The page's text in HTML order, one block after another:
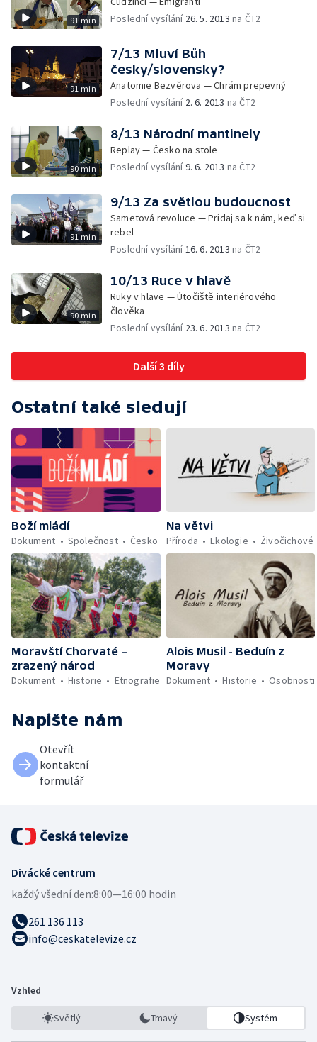
91 min
Poslední vysílání 26. 5. 2013 na ČT2
91 min
7/13 Mluví Bůh
česky/slovensky?
Anatomie Bezvěrova — Chrám prepevný
Poslední vysílání 2. 6. 2013 na ČT2
90 min
8/13 Národní mantinely
Replay — Česko na stole
Poslední vysílání9. 6. 2013 na ČT2
91 min
9/13 Za světlou budoucnost
Sametová revoluce — Pridaj sa k nám, keď si
rebel
Poslední vysílání16. 6. 2013 na ČT2
90 min
10/13 Ruce v hlavě
Ruky v hlave — Útočiště interiérového
člověka
Poslední vysílání 23. 6. 2013 na ČT2
Další 3 díly
Ostatní také sledují
Boží mládí
Dokument
Společnost Česko
Na větvi
Příroda
Ekologie Živočichové
Moravští Chorvaté –
zrazený národ
Dokument
Historie Etnografie
Alois Musil - Beduín z
Moravy
Dokument
Historie Osobnosti
Napište nám
Otevřít
kontaktní
formulář
Divácké centrum
každý všední den:8:00—16:00 hodin
261 136 113
info@ceskatelevize.cz
Vzhled
Světlý Tmavý Systém